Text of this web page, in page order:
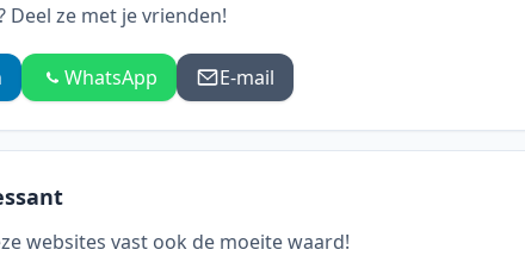
ze met je vrienden!
WhatsApp E-mail
websites vast ook de moeite waard!